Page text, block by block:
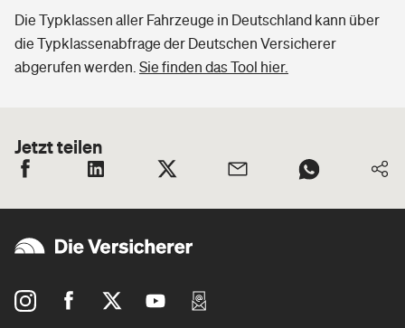
Die Typklassen aller Fahrzeuge in Deutschland kann über
die Typklassenabfrage der Deutschen Versicherer
abgerufen werden. Sie finden das Tool hier.
Jetzt teilen